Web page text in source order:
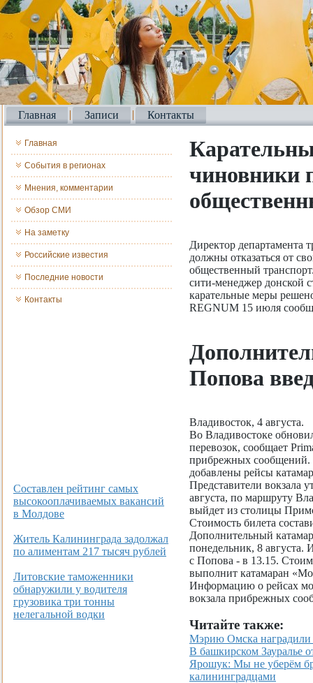
Главная Записи Контакты
Главная
События в регионах
Мнения, комментарии
Обзор СМИ
На заметку
Российские известия
Последние новости
Контакты
Составлен рейтинг самых
высокооплачиваемых вакансий
в Молдове
Житель Калининграда задолжал
по алиментам 217 тысяч рублей
Литовские таможенники
обнаружили у водителя
грузовика три тонны
нелегальной водки
чиновники
Директор департамента
должны отказаться от
общественный
сити-менеджер донской
карательные меры
REGNUM 15 июля
Попова
Владивосток, 4 августа.
Во Владивостоке
перевозок, сообщает
прибрежных сообщений.
добавлены рейсы
Представители вокзала
августа, по маршруту
выйдет из столицы
Стоимость билета
Дополнительный
понедельник, 8 августа.
с Попова - в 13.15.
выполнит катамаран
Информацию о рейсах
вокзала прибрежных
Читайте также:
Мэрию Омска наградили
В башкирском Зауралье
Ярошук: Мы не уберём
калининградцами